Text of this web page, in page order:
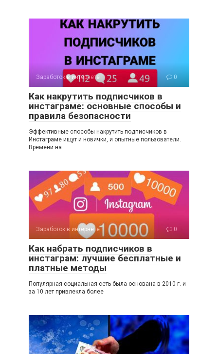
Заработок в интернете 0
Как накрутить подписчиков в
инстаграме: основные способы и
правила безопасности
Эффективные способы накрутить подписчиков в
Инстаграме ищут и новички, и опытные пользователи.
Времени на
Заработок в интернете 0
Как набрать подписчиков в
инстаграм: лучшие бесплатные и
платные методы
Популярная социальная сеть была основана в 2010 г. и
за 10 лет привлекла более